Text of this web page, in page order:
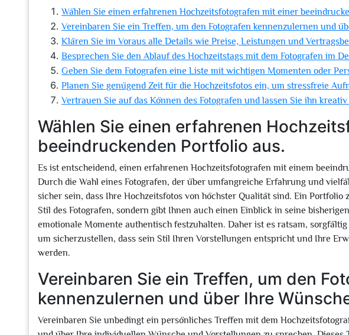
Wählen Sie einen erfahrenen Hochzeitsfotografen mit einer
Vereinbaren Sie ein Treffen, um den Fotografen kennenzulernen und
Klären Sie im Voraus alle Details wie Preise, Leistungen und
Besprechen Sie den Ablauf des Hochzeitstags mit dem Fotografen im
Geben Sie dem Fotografen eine Liste mit wichtigen Momenten oder
Planen Sie genügend Zeit für die Hochzeitsfotos ein, um stressfreie
Vertrauen Sie auf das Können des Fotografen und lassen Sie ihn
Wählen Sie einen erfahrenen
beeindruckenden Portfolio aus.
Es ist entscheidend, einen erfahrenen Hochzeitsfotografen mit einem
Durch die Wahl eines Fotografen, der über umfangreiche Erfahrung und
sicher sein, dass Ihre Hochzeitsfotos von höchster Qualität sind. Ein Portfolio
Stil des Fotografen, sondern gibt Ihnen auch einen Einblick in seine
emotionale Momente authentisch festzuhalten. Daher ist es ratsam,
um sicherzustellen, dass sein Stil Ihren Vorstellungen entspricht und Ihre
werden.
Vereinbaren Sie ein Treffen, um den
kennenzulernen und über Ihre
Vereinbaren Sie unbedingt ein persönliches Treffen mit dem